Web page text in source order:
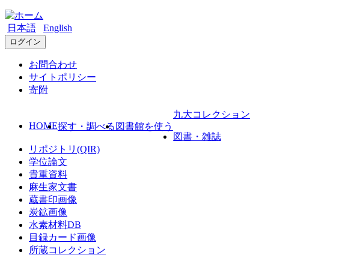
日本語 English
ログイン
お問合わせ
サイトポリシー
寄附
HOME探す・調べる 図書館を使う
九大コレクション
図書・雑誌
リポジトリ(QIR)
学位論文
貴重資料
麻生家文書
蔵書印画像
炭鉱画像
水素材料DB
目録カード画像
所蔵コレクション